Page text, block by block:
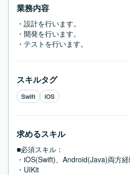
業務内容
・設計を行います。
・開発を行います。
・テストを行います。
スキルタグ
Swift iOS
求めるスキル
■必須スキル：
・iOS(Swift)、Android(Java)両方
・UIKit